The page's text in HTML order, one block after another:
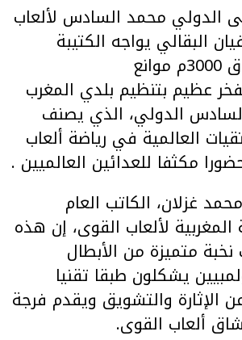
الدولي محمد السادس لألعاب
سفيان البقالي يواجه الكتيبة
عظيم بتنظيم بلدي المغرب
الدولي، الذي يصنف
العالمية في رياضة ألعاب
مكثفا للعدائين العالميين .
غزلان، الكاتب العام
المغربية لألعاب القوى، إن هذه
متميزة من الأبطال
يشكلون طبقا تقنيا
الإثارة والتشويق ويقدم فرجة
ألعاب القوى.